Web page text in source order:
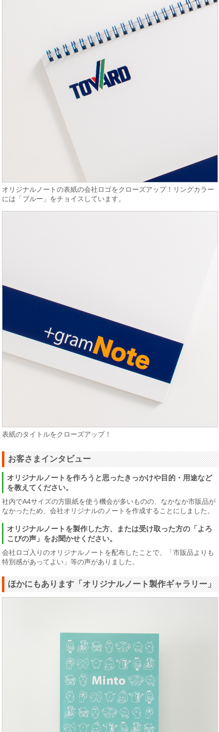
オリジナルノートの表紙の会社ロゴをクローズアップ！リングカラー
には「ブルー」をチョイスしています。
表紙のタイトルをクローズアップ！
お客さまインタビュー
オリジナルノートを作ろうと思ったきっかけや目的・用途など
を教えてください。
社内でA4サイズの方眼紙を使う機会が多いものの、なかなか市販品が
なかったため、会社オリジナルのノートを作成することにしました。
オリジナルノートを製作した方、または受け取った方の「よろ
こびの声」をお聞かせください。
会社ロゴ入りのオリジナルノートを配布したことで、「市販品よりも
特別感があってよい」等の声がありました。
ほかにもあります「オリジナルノート製作ギャラリー」